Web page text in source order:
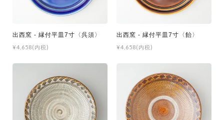
出西窯 - 縁付平皿7寸〈呉須〉
¥4,658(内税)
出西窯 - 縁付平皿7寸〈飴〉
¥4,658(内税)